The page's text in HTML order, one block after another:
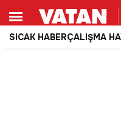
SICAK HABERÇALIŞMA